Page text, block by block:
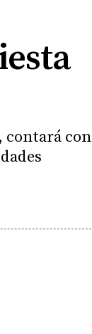
contará con